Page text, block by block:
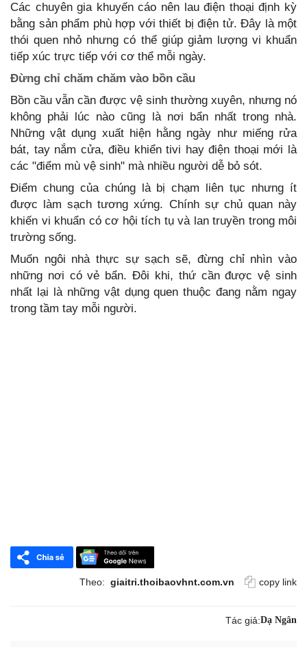
Các chuyên gia khuyến cáo nên lau điện thoại định kỳ
bằng sản phẩm phù hợp với thiết bị điện tử. Đây là một
thói quen nhỏ nhưng có thể giúp giảm lượng vi khuẩn
tiếp xúc trực tiếp với cơ thể mỗi ngày.
Đừng chỉ chăm chăm vào bồn cầu
Bồn cầu vẫn cần được vệ sinh thường xuyên, nhưng nó
không phải lúc nào cũng là nơi bẩn nhất trong nhà.
Những vật dụng xuất hiện hằng ngày như miếng rửa
bát, tay nắm cửa, điều khiển tivi hay điện thoại mới là
các "điểm mù vệ sinh" mà nhiều người dễ bỏ sót.
Điểm chung của chúng là bị chạm liên tục nhưng ít
được làm sạch tương xứng. Chính sự chủ quan này
khiến vi khuẩn có cơ hội tích tụ và lan truyền trong môi
trường sống.
Muốn ngôi nhà thực sự sạch sẽ, đừng chỉ nhìn vào
những nơi có vẻ bẩn. Đôi khi, thứ cần được vệ sinh
nhất lại là những vật dụng quen thuộc đang nằm ngay
trong tầm tay mỗi người.
Theo: giaitri.thoibaovhnt.com.vn copy link
Tác giả:Dạ Ngân